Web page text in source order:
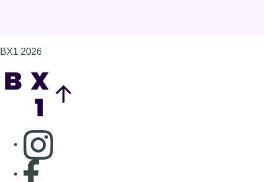
BX1 2026
Consulter page Instagram
Consulter page Facebook